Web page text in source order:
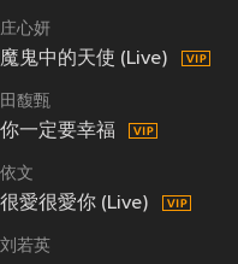
庄心妍
魔鬼中的天使 (Live)
田馥甄
你一定要幸福
依文
很愛很愛你 (Live)
刘若英